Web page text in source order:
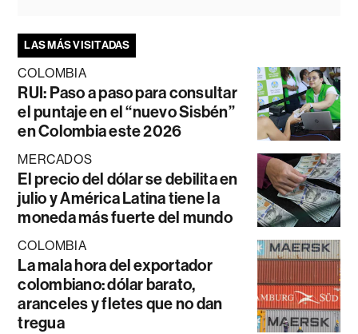
LAS MÁS VISITADAS
COLOMBIA
RUI: Paso a paso para consultar
el puntaje en el “nuevo Sisbén”
en Colombia este 2026
MERCADOS
El precio del dólar se debilita en
julio y América Latina tiene la
moneda más fuerte del mundo
COLOMBIA
La mala hora del exportador
colombiano: dólar barato,
aranceles y fletes que no dan
tregua